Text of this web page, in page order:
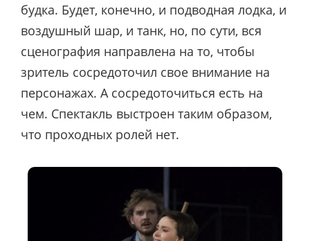
будка. Будет, конечно, и подводная лодка, и
воздушный шар, и танк, но, по сути, вся
сценография направлена на то, чтобы
зритель сосредоточил свое внимание на
персонажах. А сосредоточиться есть на
чем. Спектакль выстроен таким образом,
что проходных ролей нет.